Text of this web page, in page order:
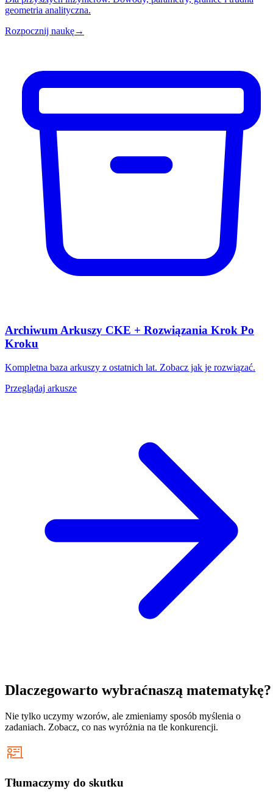
geometria analityczna.
Rozpocznij naukę→
Archiwum Arkuszy CKE + Rozwiązania Krok Po
Kroku
Kompletna baza arkuszy z ostatnich lat. Zobacz jak je rozwiązać.
Przeglądaj arkusze
Dlaczegowarto wybraćnaszą matematykę?
Nie tylko uczymy wzorów, ale zmieniamy sposób myślenia o
zadaniach. Zobacz, co nas wyróżnia na tle konkurencji.
Tłumaczymy do skutku